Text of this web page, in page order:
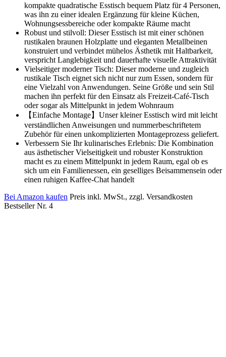
kompakte quadratische Esstisch bequem Platz für 4 Personen,
was ihn zu einer idealen Ergänzung für kleine Küchen,
Wohnungsessbereiche oder kompakte Räume macht
Robust und stilvoll: Dieser Esstisch ist mit einer schönen
rustikalen braunen Holzplatte und eleganten Metallbeinen
konstruiert und verbindet mühelos Ästhetik mit Haltbarkeit,
verspricht Langlebigkeit und dauerhafte visuelle Attraktivität
Vielseitiger moderner Tisch: Dieser moderne und zugleich
rustikale Tisch eignet sich nicht nur zum Essen, sondern für
eine Vielzahl von Anwendungen. Seine Größe und sein Stil
machen ihn perfekt für den Einsatz als Freizeit-Café-Tisch
oder sogar als Mittelpunkt in jedem Wohnraum
【Einfache Montage】Unser kleiner Esstisch wird mit leicht
verständlichen Anweisungen und nummerbeschriftetem
Zubehör für einen unkomplizierten Montageprozess geliefert.
Verbessern Sie Ihr kulinarisches Erlebnis: Die Kombination
aus ästhetischer Vielseitigkeit und robuster Konstruktion
macht es zu einem Mittelpunkt in jedem Raum, egal ob es
sich um ein Familienessen, ein geselliges Beisammensein oder
einen ruhigen Kaffee-Chat handelt
Bei Amazon kaufen Preis inkl. MwSt., zzgl. Versandkosten
Bestseller Nr. 4